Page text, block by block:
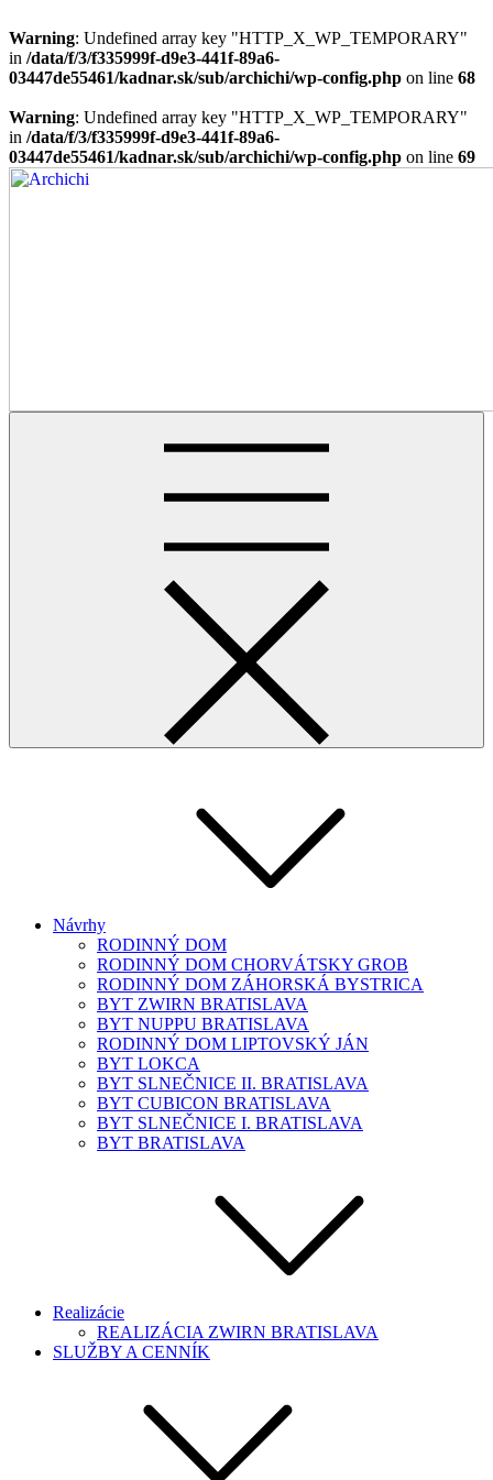
Warning: Undefined array key "HTTP_X_WP_TEMPORARY"
in /data/f/3/f335999f-d9e3-441f-89a6-
03447de55461/kadnar.sk/sub/archichi/wp-config.php on line 68
Warning: Undefined array key "HTTP_X_WP_TEMPORARY"
in /data/f/3/f335999f-d9e3-441f-89a6-
03447de55461/kadnar.sk/sub/archichi/wp-config.php on line 69
Skip
Návrhy
RODINNÝ DOM
RODINNÝ DOM CHORVÁTSKY GROB
RODINNÝ DOM ZÁHORSKÁ BYSTRICA
BYT ZWIRN BRATISLAVA
BYT NUPPU BRATISLAVA
RODINNÝ DOM LIPTOVSKÝ JÁN
BYT LOKCA
BYT SLNEČNICE II. BRATISLAVA
BYT CUBICON BRATISLAVA
BYT SLNEČNICE I. BRATISLAVA
BYT BRATISLAVA
Realizácie
REALIZÁCIA ZWIRN BRATISLAVA
SLUŽBY A CENNÍK